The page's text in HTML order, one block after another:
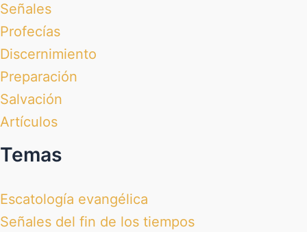
Señales
Profecías
Discernimiento
Preparación
Salvación
Artículos
Temas
Escatología evangélica
Señales del fin de los tiempos